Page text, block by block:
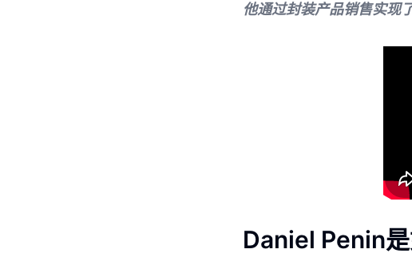
他通过封装产品销售实现
Daniel Penin是